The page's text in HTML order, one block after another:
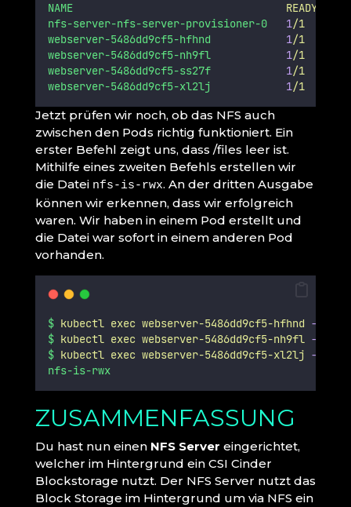
NAME READY
nfs-server-nfs-server-provisioner-0
1/1
webserver-5486dd9cf5-hfhnd
1/1
webserver-5486dd9cf5-nh9fl
1/1
webserver-5486dd9cf5-ss27f
1/1
webserver-5486dd9cf5-xl2lj
1/1
Jetzt prüfen wir noch, ob das NFS auch
zwischen den Pods richtig funktioniert. Ein
erster Befehl zeigt uns, dass /files leer ist.
Mithilfe eines zweiten Befehls erstellen wir
die Datei nfs-is-rwx. An der dritten Ausgabe
können wir erkennen, dass wir erfolgreich
waren. Wir haben in einem Pod erstellt und
die Datei war sofort in einem anderen Pod
vorhanden.
$ kubectl exec webserver-5486dd9cf5-hfhnd --
$ kubectl exec webserver-5486dd9cf5-nh9fl --
$ kubectl exec webserver-5486dd9cf5-xl2lj --
nfs-is-rwx
ZUSAMMENFASSUNG
Du hast nun einen NFS Server eingerichtet,
welcher im Hintergrund ein CSI Cinder
Blockstorage nutzt. Der NFS Server nutzt das
Block Storage im Hintergrund um via NFS ein